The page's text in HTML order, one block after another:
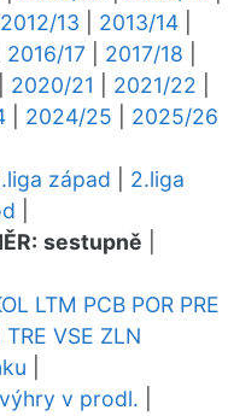
2012/13 2013/14
2016/17 2017/18
2020/21 2021/22
2024/25
2025/26
západ
2.liga
sestupně
LTM PCB POR PRE
TRE VSE ZLN
výhry v prodl.